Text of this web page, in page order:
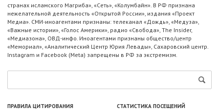
странах исламского Магриба», «Сеть», «Колумбайн». В РФ признана
нежелательной деятельность «Открытой России», издания «Проект
Медиа». СМИ-иноагентами признаны: телеканал «Дождь», «Медуза»,
«Важные истории», «Голос Америки», радио «Свобода», The Insider,
«Медиазона», ОВД-инфо. Иноагентами признаны общество/центр
«Мемориал», «Аналитический Центр Юрия Левады», Сахаровский центр.
Instagram и Facebook (Metа) запрещены в РФ за экстремизм.
ПРАВИЛА ЦИТИРОВАНИЯ СТАТИСТИКА ПОСЕЩЕНИЙ